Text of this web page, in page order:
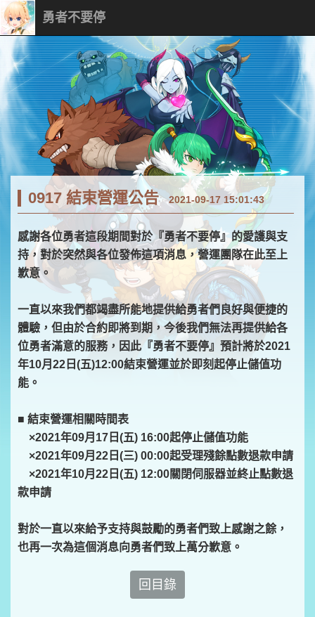
勇者不要停
0917 結束營運公告 2021-09-17 15:01:43
感謝各位勇者這段期間對於『勇者不要停』的愛護與支
持，對於突然與各位發佈這項消息，營運團隊在此至上
歉意。
一直以來我們都竭盡所能地提供給勇者們良好與便捷的
體驗，但由於合約即將到期，今後我們無法再提供給各
位勇者滿意的服務，因此『勇者不要停』預計將於2021
年10月22日(五)12:00結束營運並於即刻起停止儲值功
能。
■ 結束營運相關時間表
×2021年09月17日(五) 16:00起停止儲值功能
×2021年09月22日(三) 00:00起受理殘餘點數退款申請
×2021年10月22日(五) 12:00關閉伺服器並終止點數退
款申請
對於一直以來給予支持與鼓勵的勇者們致上感謝之餘，
也再一次為這個消息向勇者們致上萬分歉意。
回目錄